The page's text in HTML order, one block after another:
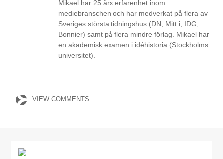
Mikael har 25 års erfarenhet inom
mediebranschen och har medverkat på flera av
Sveriges största tidningshus (DN, Mitt i, IDG,
Bonnier) samt på flera mindre förlag. Mikael har
en akademisk examen i idéhistoria (Stockholms
universitet).
VIEW COMMENTS